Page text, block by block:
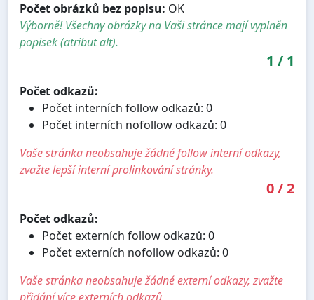
Počet obrázků bez popisu: OK
Výborně! Všechny obrázky na Vaši stránce mají vyplněn
popisek (atribut alt).
1 / 1
Počet odkazů:
Počet interních follow odkazů: 0
Počet interních nofollow odkazů: 0
Vaše stránka neobsahuje žádné follow interní odkazy,
zvažte lepší interní prolinkování stránky.
0/2
Počet odkazů:
Počet externích follow odkazů: 0
Počet externích nofollow odkazů: 0
Vaše stránka neobsahuje žádné externí odkazy, zvažte